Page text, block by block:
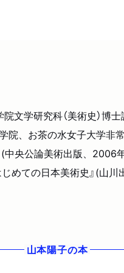
文学研究科（美術史）博
、お茶の水女子大学
央公論美術出版、2006
ての日本美術史』(山
山本陽子の本